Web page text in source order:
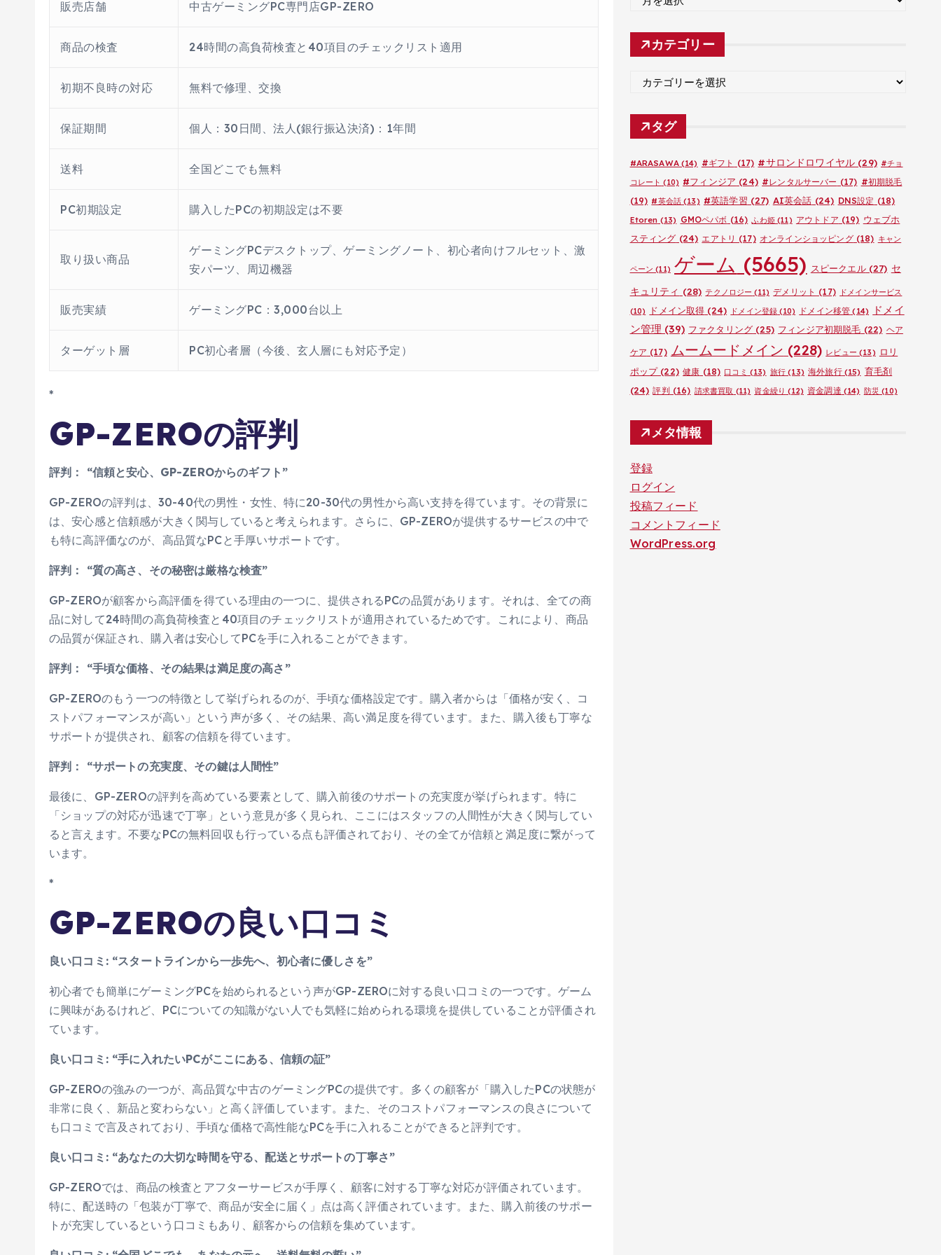
販売店舗 中古ゲーミングPC専門店GP-ZERO
商品の検査 24時間の高負荷検査と40項目のチェックリスト適用
初期不良時の対応 無料で修理、交換
保証期間 個人：30日間、法人(銀行振込決済)：1年間
送料 全国どこでも無料
PC初期設定 購入したPCの初期設定は不要
取り扱い商品
ゲーミングPCデスクトップ、ゲーミングノート、初心者向けフルセット、激
安パーツ、周辺機器
販売実績 ゲーミングPC：3,000台以上
ターゲット層 PC初心者層（今後、玄人層にも対応予定）
*
GP-ZEROの評判
評判： “信頼と安心、GP-ZEROからのギフト”
GP-ZEROの評判は、30-40代の男性・女性、特に20-30代の男性から高い支持を得ています。その背景に
は、安心感と信頼感が大きく関与していると考えられます。さらに、GP-ZEROが提供するサービスの中で
も特に高評価なのが、高品質なPCと手厚いサポートです。
評判： “質の高さ、その秘密は厳格な検査”
GP-ZEROが顧客から高評価を得ている理由の一つに、提供されるPCの品質があります。それは、全ての商
品に対して24時間の高負荷検査と40項目のチェックリストが適用されているためです。これにより、商品
の品質が保証され、購入者は安心してPCを手に入れることができます。
評判： “手頃な価格、その結果は満足度の高さ”
GP-ZEROのもう一つの特徴として挙げられるのが、手頃な価格設定です。購入者からは「価格が安く、コ
ストパフォーマンスが高い」という声が多く、その結果、高い満足度を得ています。また、購入後も丁寧な
サポートが提供され、顧客の信頼を得ています。
評判： “サポートの充実度、その鍵は人間性”
最後に、GP-ZEROの評判を高めている要素として、購入前後のサポートの充実度が挙げられます。特に
「ショップの対応が迅速で丁寧」という意見が多く見られ、ここにはスタッフの人間性が大きく関与してい
ると言えます。不要なPCの無料回収も行っている点も評価されており、その全てが信頼と満足度に繋がって
います。
*
GP-ZEROの良い口コミ
良い口コミ: “スタートラインから一歩先へ、初心者に優しさを”
初心者でも簡単にゲーミングPCを始められるという声がGP-ZEROに対する良い口コミの一つです。ゲーム
に興味があるけれど、PCについての知識がない人でも気軽に始められる環境を提供していることが評価され
ています。
良い口コミ: “手に入れたいPCがここにある、信頼の証”
GP-ZEROの強みの一つが、高品質な中古のゲーミングPCの提供です。多くの顧客が「購入したPCの状態が
非常に良く、新品と変わらない」と高く評価しています。また、そのコストパフォーマンスの良さについて
も口コミで言及されており、手頃な価格で高性能なPCを手に入れることができると評判です。
良い口コミ: “あなたの大切な時間を守る、配送とサポートの丁寧さ”
GP-ZEROでは、商品の検査とアフターサービスが手厚く、顧客に対する丁寧な対応が評価されています。
特に、配送時の「包装が丁寧で、商品が安全に届く」点は高く評価されています。また、購入前後のサポー
トが充実しているという口コミもあり、顧客からの信頼を集めています。
カ
イ
カテゴリー
ゴ
リ
タグ
#ARASAWA(14) #ギフト (17) #サロンドロワイヤル (29) #チョ
コレート (10) #フィンジア (24) #レンタルサーバー (17) #初期脱毛
(19) #英会話 (13) #英語学習 (27) AI英会話 (24) DNS設定 (18)
Etoren (13) GMOペパボ (16) ふわ姫(11) アウトドア (19) ウェブホ
スティング (24) エアトリ (17) オンラインショッピング(18) キャン
ペーン (11) ゲーム (5665) スピークエル(27) セ
キュリティ (28) テクノロジー (11) デメリット (17)
ドメインサービス
(10)
ドメイン取得 (24) ドメイン登録 (10) ドメイン移管 (14)
ドメイ
ン管理 (39) ファクタリング (25) フィンジア初期脱毛 (22) ヘア
ケア (17) ムームードメイン (228) レビュー (13) ロリ
ポップ(22) 健康 (18) 口コミ (13) 旅行 (13) 海外旅行(15) 育毛剤
(24) 評判 (16) 請求書買取 (11) 資金繰り (12) 資金調達 (14) 防災 (10)
メタ情報
登録
ログイン
投稿フィード
コメントフィード
WordPress.org